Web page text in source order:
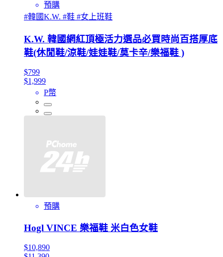
預購
#韓國K.W. #鞋 #女上班鞋
K.W. 韓國網紅頂極活力選品必買時尚百搭厚底
鞋(休閒鞋/涼鞋/娃娃鞋/莫卡辛/樂福鞋 )
$799
$1,999
P幣
預購
Hogl VINCE 樂福鞋 米白色女鞋
$10,890